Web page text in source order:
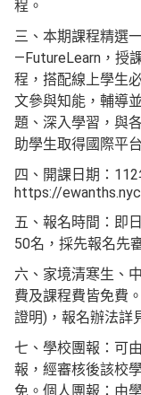
程。
三、本期課程精選
—FutureLearn，授
程，搭配線上學生
文參與知能，輔導
題、深入學習，與
助學生取得國際平
四、開課日期：
https://
五、報名時間：即
50名，採先報名先
六、家境清寒生、
費及課程費皆免費
證明)，報名辦法詳
七、學校團報：可
報，經審核後該校
免。個人團報：由